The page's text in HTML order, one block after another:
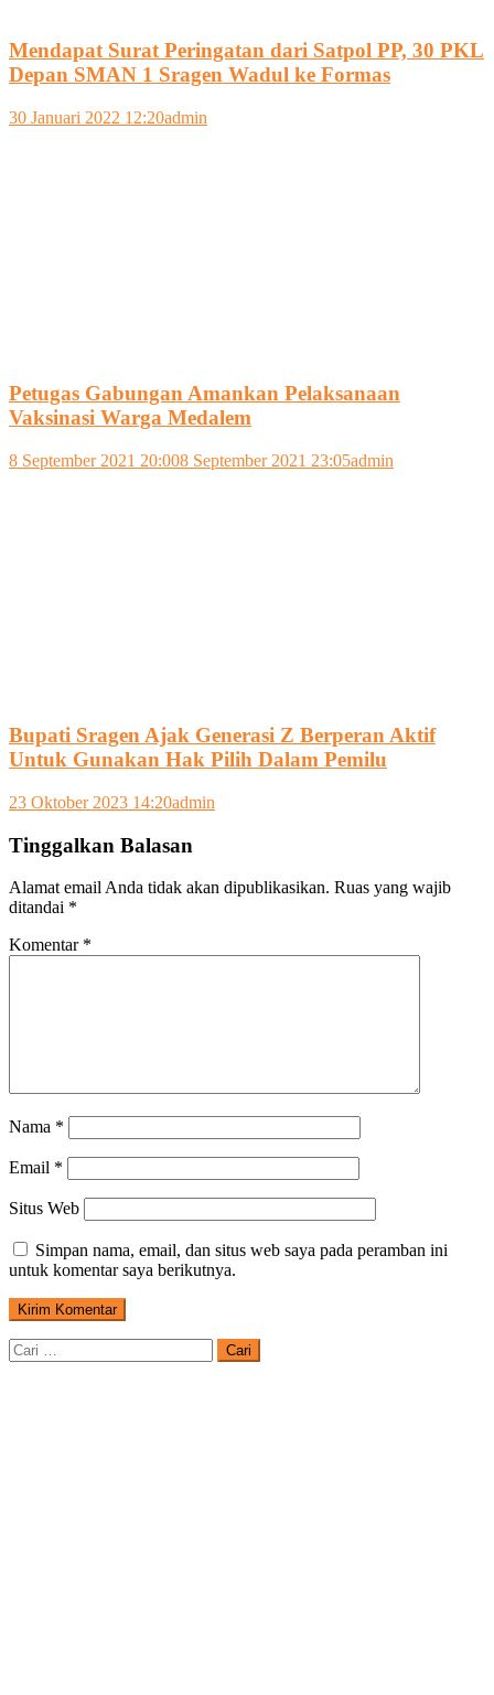
Mendapat Surat Peringatan dari Satpol PP, 30 PKL
Depan SMAN 1 Sragen Wadul ke Formas
30 Januari 2022 12:20admin
Petugas Gabungan Amankan Pelaksanaan
Vaksinasi Warga Medalem
8 September 2021 20:008 September 2021 23:05admin
Bupati Sragen Ajak Generasi Z Berperan Aktif
Untuk Gunakan Hak Pilih Dalam Pemilu
23 Oktober 2023 14:20admin
Tinggalkan Balasan
Alamat email Anda tidak akan dipublikasikan. Ruas yang wajib
ditandai *
Komentar *
Nama *
Email *
Situs Web
Simpan nama, email, dan situs web saya pada peramban ini
untuk komentar saya berikutnya.
Cari
untuk: